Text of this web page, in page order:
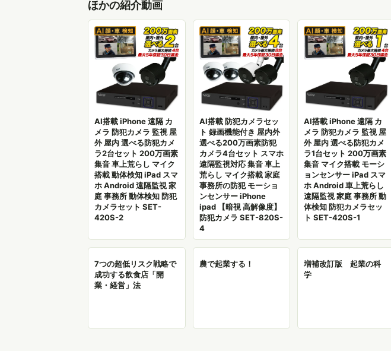
ほかの紹介動画
AI搭載 iPhone 遠隔 カ
メラ 防犯カメラ 監視 屋
外 屋内 選べる防犯カメ
ラ2台セット 200万画素
集音 車上荒らし マイク
搭載 動体検知 iPad スマ
ホ Android 遠隔監視 家
庭 事務所 動体検知 防犯
カメラセット SET-
420S-2
AI搭載 防犯カメラセッ
ト 録画機能付き 屋内外
選べる200万画素防犯
カメラ4台セット スマホ
遠隔監視対応 集音 車上
荒らし マイク搭載 家庭
事務所の防犯 モーショ
ンセンサー iPhone
ipad 【暗視 高解像度】
防犯カメラ SET-820S-
4
AI搭載 iPhone 遠隔 カ
メラ 防犯カメラ 監視 屋
外 屋内 選べる防犯カメ
ラ1台セット 200万画素
集音 マイク搭載 モーシ
ョンセンサー iPad スマ
ホ Android 車上荒らし
遠隔監視 家庭 事務所 動
体検知 防犯カメラセッ
ト SET-420S-1
7つの超低リスク戦略で
成功する飲食店「開
業・経営」法
農で起業する！
増補改訂版 起業の科
学